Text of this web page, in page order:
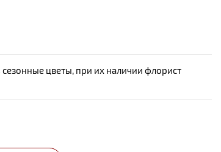
цветы, при их наличии флорист